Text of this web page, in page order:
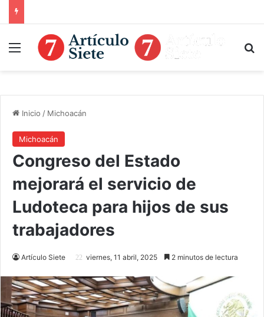
Menú
Inicio / Michoacán
Michoacán
Congreso del Estado
mejorará el servicio de
Ludoteca para hijos de sus
trabajadores
Artículo Siete viernes, 11 abril, 2025 2 minutos de lectura